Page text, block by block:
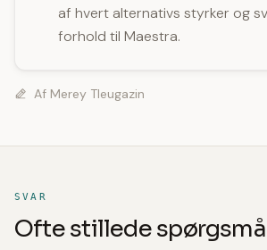
af hvert alternativs styrker og
forhold til Maestra.
Af Merey Tleugazin
SVAR
Ofte stillede